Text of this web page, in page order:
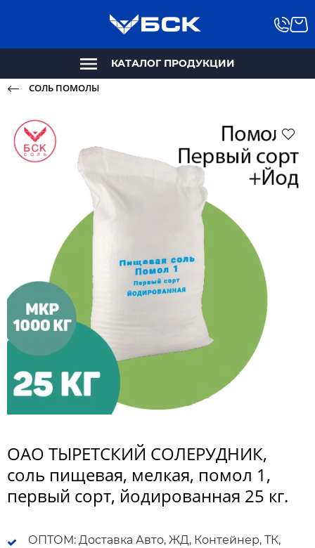
КАТАЛОГ ПРОДУКЦИИ
СОЛЬ ПОМОЛЫ
ОАО ТЫРЕТСКИЙ СОЛЕРУДНИК,
соль пищевая, мелкая, помол 1,
первый сорт, йодированная 25 кг.
ОПТОМ: Доставка Авто, ЖД, Контейнер, ТК,